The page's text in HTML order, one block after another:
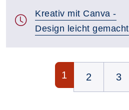
Kreativ mit Canva -
Design leicht gemacht
Seite 1 von 3
1 2 3